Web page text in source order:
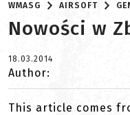
WMASG AIRSOFT
Nowości w
18.03.2014
Author:
This article comes